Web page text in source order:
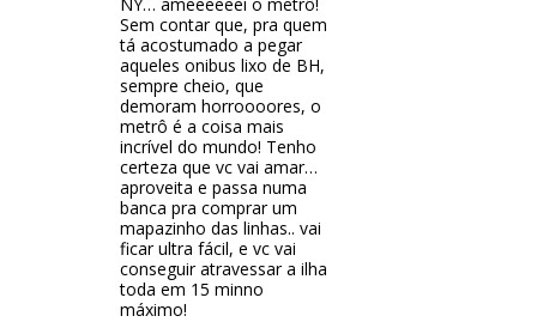
Sem contar que, pra quem
tá acostumado a pegar
aqueles onibus lixo de BH,
sempre cheio, que
demoram horroooores, o
metrô é a coisa mais
incrível do mundo! Tenho
certeza que vc vai amar…
aproveita e passa numa
banca pra comprar um
mapazinho das linhas.. vai
ficar ultra fácil, e vc vai
conseguir atravessar a ilha
toda em 15 minno
máximo!